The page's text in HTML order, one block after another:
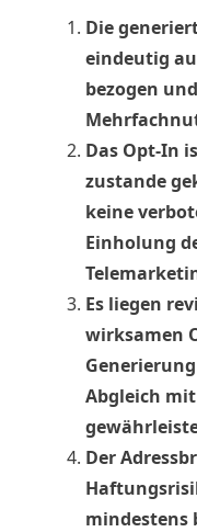
Die
eindeutig
bezogen
Das Opt-In
zustande
keine
Einholung
Es liegen
wirksamen
Abgleich
Der
mindestens